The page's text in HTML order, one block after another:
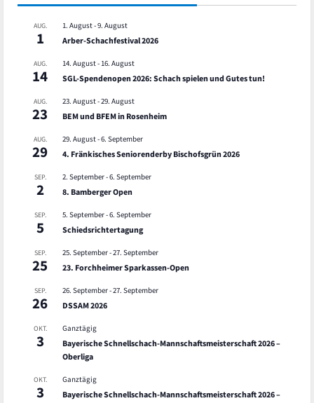
AUG.
1
1. August-9. August
Arber-Schachfestival 2026
AUG.
14
14. August- 16. August
SGL-Spendenopen 2026: Schach spielen und Gutes tun!
AUG.
23
23. August-29. August
BEM und BFEM in Rosenheim
AUG.
29
29. August-6. September
4. Fränkisches Seniorenderby Bischofsgrün 2026
SEP.
2
2. September-6. September
8. Bamberger Open
SEP.
5
5. September-6. September
Schiedsrichtertagung
SEP.
25
25. September-27. September
23. Forchheimer Sparkassen-Open
SEP.
26
26. September-27. September
DSSAM 2026
OKT.
3
Ganztägig
Bayerische Schnellschach-Mannschaftsmeisterschaft 2026 –
Oberliga
OKT.
3
Ganztägig
Bayerische Schnellschach-Mannschaftsmeisterschaft 2026 –